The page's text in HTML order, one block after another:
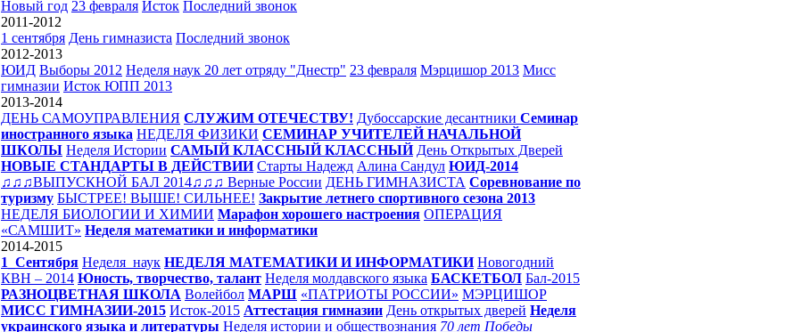
Новый год 23 февраля Исток Последний звонок
2011-2012
1 сентября День гимназиста Последний звонок
2012-2013
ЮИД Выборы 2012 Неделя наук 20 лет отряду "Днестр" 23 февраля Мэрцишор 2013 Мисс
гимназии Исток ЮПП 2013
2013-2014
ДЕНЬ САМОУПРАВЛЕНИЯ СЛУЖИМ ОТЕЧЕСТВУ! Дубоссарские десантники Семинар
иностранного языка НЕДЕЛЯ ФИЗИКИ СЕМИНАР УЧИТЕЛЕЙ НАЧАЛЬНОЙ
ШКОЛЫ Неделя Истории САМЫЙ КЛАССНЫЙ КЛАССНЫЙ День Открытых Дверей
НОВЫЕ СТАНДАРТЫ В ДЕЙСТВИИ Старты Надежд Алина Сандул ЮИД-2014
♫♫♫ВЫПУСКНОЙ БАЛ 2014♫♫♫ Верные России ДЕНЬ ГИМНАЗИСТА Соревнование по
туризму БЫСТРЕЕ! ВЫШЕ! СИЛЬНЕЕ! Закрытие летнего спортивного сезона 2013
НЕДЕЛЯ БИОЛОГИИ И ХИМИИ Марафон хорошего настроения ОПЕРАЦИЯ
«САМШИТ» Неделя математики и информатики
2014-2015
1_Сентября Неделя_наук НЕДЕЛЯ МАТЕМАТИКИ И ИНФОРМАТИКИ Новогодний
КВН – 2014 Юность, творчество, талант Неделя молдавского языка БАСКЕТБОЛ Бал-2015
РАЗНОЦВЕТНАЯ ШКОЛА Волейбол МАРШ «ПАТРИОТЫ РОССИИ» МЭРЦИШОР
МИСС ГИМНАЗИИ-2015 Исток-2015 Аттестация гимназии День открытых дверей Неделя
украинского языка и литературы Неделя истории и обществознания 70 лет Победы